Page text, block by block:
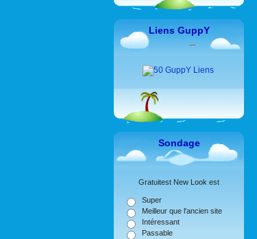
Liens GuppY
Sondage
Gratuitest New Look est
Super
Meilleur que l'ancien site
Intéressant
Passable